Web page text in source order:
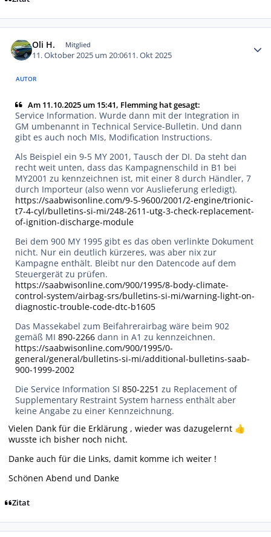
Oli H. Mitglied
11. Oktober 2025 um 20:0611. Okt 2025
AUTOR
Am 11.10.2025 um 15:41, Flemming hat gesagt:
Service Information. Wurde dann mit der Integration in
GM umbenannt in Technical Service-Bulletin. Und dann
gibt es auch noch MIs, Modification Instructions.
Als Beispiel ein 9-5 MY 2001, Tausch der DI. Da steht dan
recht weit unten, dass das Kampagnenschild in B1 bei
MY2001 zu kennzeichnen ist, mit einer 8 durch Händler, 7
durch Importeur (also wenn vor Auslieferung erledigt).
https://saabwisonline.com/9-5-9600/2001/2-engine/trionic-
t7-4-cyl/bulletins-si-mi/248-2611-utg-3-check-replacement-
of-ignition-discharge-module
Bei dem 900 MY 1995 gibt es das oben verlinkte Dokument
nicht. Nur ein deutlich kürzeres, was aber nix zur
Kampagne enthält. Bleibt nur den Datencode auf dem
Steuergerät zu prüfen.
https://saabwisonline.com/900/1995/8-body-climate-
control-system/airbag-srs/bulletins-si-mi/warning-light-on-
diagnostic-trouble-code-dtc-b1605
Das Massekabel zum Beifahrerairbag wäre beim 902
gemäß MI890-2266 dann in A1 zu kennzeichnen.
https://saabwisonline.com/900/1995/0-
general/general/bulletins-si-mi/additional-bulletins-saab-
900-1999-2002
Die Service Information SI850-2251 zu Replacement of
Supplementary Restraint System harness enthält aber
keine Angabe zu einer Kennzeichnung.
Vielen Dank für die Erklärung , wieder was dazugelernt 👍
wusste ich bisher noch nicht.
Danke auch für die Links, damit komme ich weiter !
Schönen Abend und Danke
Zitat